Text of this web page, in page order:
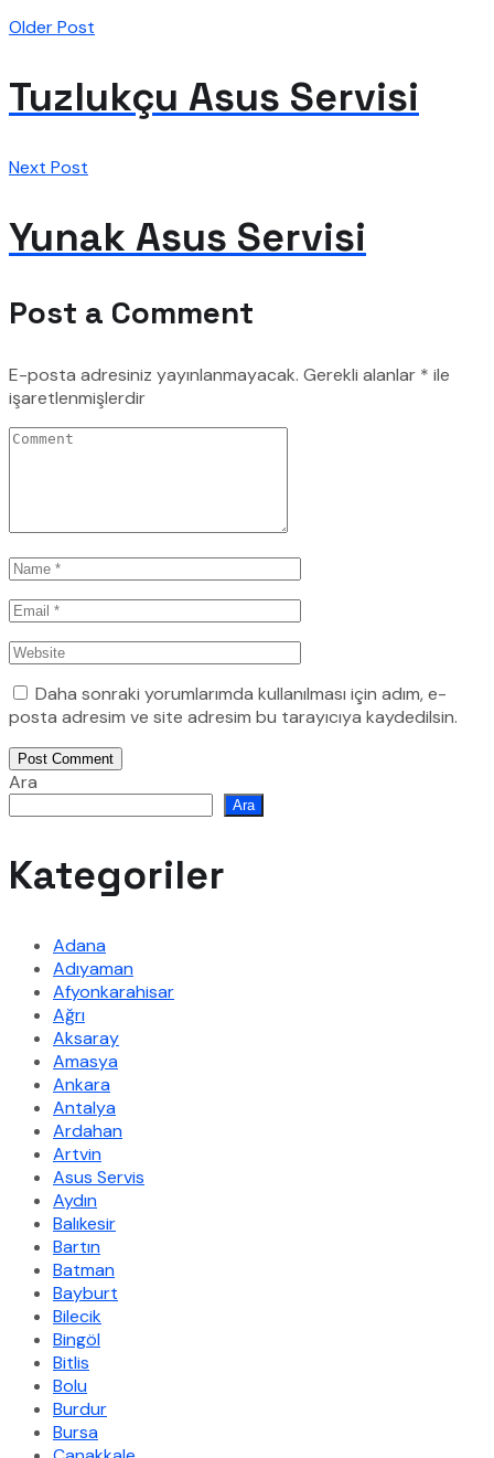
Older Post
Tuzlukçu Asus Servisi
Next Post
Yunak Asus Servisi
Post a Comment
E-posta adresiniz yayınlanmayacak. Gerekli alanlar * ile
işaretlenmişlerdir
Daha sonraki yorumlarımda kullanılması için adım, e-
posta adresim ve site adresim bu tarayıcıya kaydedilsin.
Post Comment
Ara
Ara
Kategoriler
Adana
Adıyaman
Afyonkarahisar
Ağrı
Aksaray
Amasya
Ankara
Antalya
Ardahan
Artvin
Asus Servis
Aydın
Balıkesir
Bartın
Batman
Bayburt
Bilecik
Bingöl
Bitlis
Bolu
Burdur
Bursa